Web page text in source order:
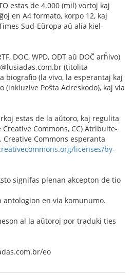
estas de 4.000 (mil) vortoj kaj
en A4 formato, korpo 12, kaj
Sud-Eŭropa aŭ alia kiel-
DOC, WPD, ODT aŭ DOĈ arĥivo)
(titolita
biografio (la vivo, la esperantaj kaj
(inkluzive Poŝta Adreskodo), kaj via
estas de la aŭtoro, kaj regulita
Commons, CC) Atribuite-
Commons esperanta
licenses/by-
signifas plenan akcepton de tio
antologion en via komunumo.
al la aŭtoroj por traduki ties
eo